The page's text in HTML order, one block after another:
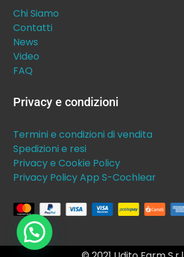
Chi Siamo
Contatti
News
Video
FAQ
Privacy e condizioni
Termini e condizioni di vendita
Spedizioni e resi
Privacy e Cookie Policy
Privacy Policy App S-Cochlear